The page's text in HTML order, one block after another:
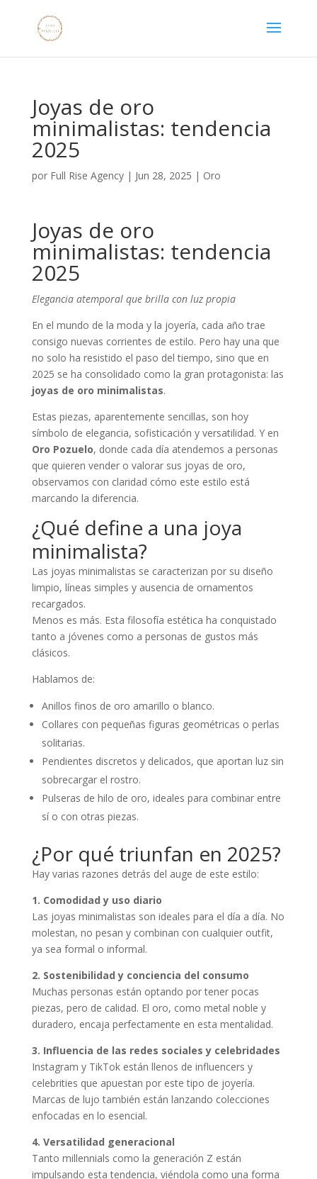
Joyas de oro
minimalistas: tendencia
2025
por Full Rise Agency| Jun 28, 2025 | Oro
Joyas de oro
minimalistas: tendencia
2025
Elegancia atemporal que brilla con luz propia
En el mundo de la moda y la joyería, cada año trae
consigo nuevas corrientes de estilo. Pero hay una que
no solo ha resistido el paso del tiempo, sino que en
2025 se ha consolidado como la gran protagonista: las
joyas de oro minimalistas.
Estas piezas, aparentemente sencillas, son hoy
símbolo de elegancia, sofisticación y versatilidad. Y en
Oro Pozuelo, donde cada día atendemos a personas
que quieren vender o valorar sus joyas de oro,
observamos con claridad cómo este estilo está
marcando la diferencia.
¿Qué define a una joya
minimalista?
Las joyas minimalistas se caracterizan por su diseño
limpio, líneas simples y ausencia de ornamentos
recargados.
Menos es más. Esta filosofía estética ha conquistado
tanto a jóvenes como a personas de gustos más
clásicos.
Hablamos de:
Anillos finos de oro amarillo o blanco.
Collares con pequeñas figuras geométricas o perlas
solitarias.
Pendientes discretos y delicados, que aportan luz sin
sobrecargar el rostro.
Pulseras de hilo de oro, ideales para combinar entre
sí o con otras piezas.
¿Por qué triunfan en 2025?
Hay varias razones detrás del auge de este estilo:
1. Comodidad y uso diario
Las joyas minimalistas son ideales para el día a día. No
molestan, no pesan y combinan con cualquier outfit,
ya sea formal o informal.
2. Sostenibilidad y conciencia del consumo
Muchas personas están optando por tener pocas
piezas, pero de calidad. El oro, como metal noble y
duradero, encaja perfectamente en esta mentalidad.
3. Influencia de las redes sociales y celebridades
Instagram y TikTok están llenos de influencers y
celebrities que apuestan por este tipo de joyería.
Marcas de lujo también están lanzando colecciones
enfocadas en lo esencial.
4. Versatilidad generacional
Tanto millennials como la generación Z están
impulsando esta tendencia, viéndola como una forma